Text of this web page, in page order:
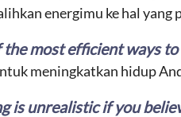
energimu ke hal yang
the most efficient ways
meningkatkan hidup
is unrealistic if you